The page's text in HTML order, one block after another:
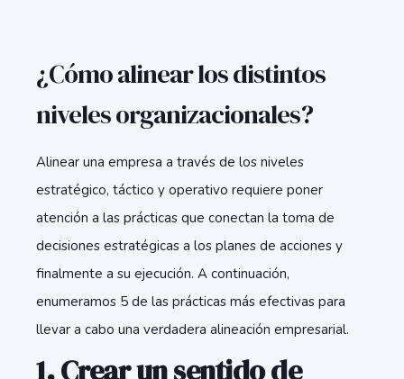
¿Cómo alinear los distintos
niveles organizacionales?
Alinear una empresa a través de los niveles
estratégico, táctico y operativo requiere poner
atención a las prácticas que conectan la toma de
decisiones estratégicas a los planes de acciones y
finalmente a su ejecución. A continuación,
enumeramos 5 de las prácticas más efectivas para
llevar a cabo una verdadera alineación empresarial.
1. Crear un sentido de